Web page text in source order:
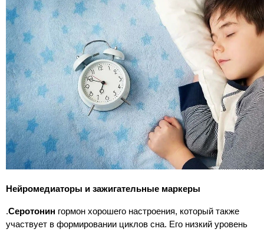
Нейромедиаторы и зажигательные маркеры
.Серотонин гормон хорошего настроения, который также
участвует в формировании циклов сна. Его низкий уровень